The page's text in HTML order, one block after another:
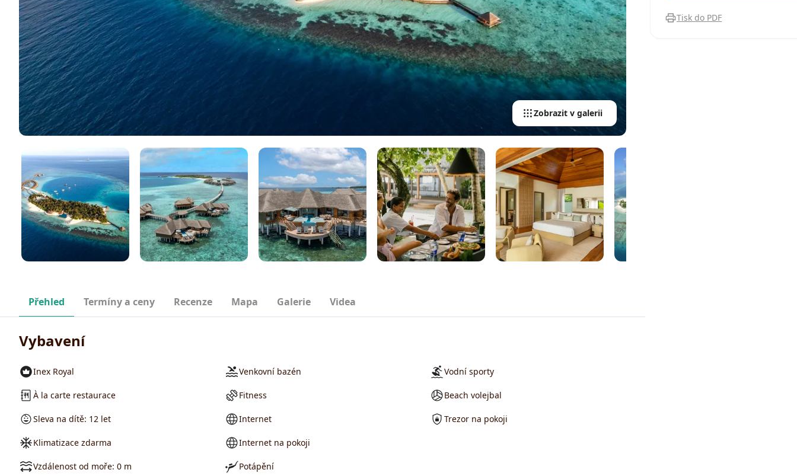
Zobrazit v galerii
Tisk do PDF
Přehled Termíny a ceny Recenze Mapa Galerie Videa
Vybavení
Inex Royal
À la carte restaurace
Sleva na dítě: 12 let
Klimatizace zdarma
Vzdálenost od moře: 0 m
Venkovní bazén
Fitness
Internet
Internet na pokoji
Potápění
Vodní sporty
Beach volejbal
Trezor na pokoji